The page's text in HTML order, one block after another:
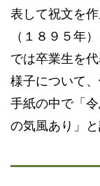
表して祝文を
（１８９５年
では卒業生を
様子について
手紙の中で「
の気風あり」と